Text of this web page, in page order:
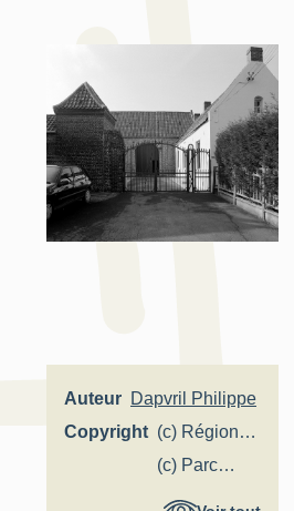
Auteur Dapvril Philippe
Copyright (c) Région
Hauts-de-
France -
(c) Parc
naturel